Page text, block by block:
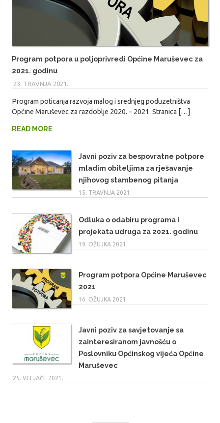
Program potpora u poljoprivredi Općine Maruševec za
2021. godinu
23. TRAVNJA 2021.
Program poticanja razvoja malog i srednjeg poduzetništva
Općine Maruševec za razdoblje 2020. – 2021. Stranica […]
READ MORE
Javni poziv za bespovratne potpore
mladim obiteljima za rješavanje
njihovog stambenog pitanja
15. TRAVNJA 2021.
Odluka o odabiru programa i
projekata udruga za 2021. godinu
19. OŽUJKA 2021.
Program potpora Općine Maruševec
2021
16. OŽUJKA 2021.
Javni poziv za savjetovanje sa
zainteresiranom javnošću o
Poslovniku Općinskog vijeća Općine
Maruševec
25. VELJAČE 2021.